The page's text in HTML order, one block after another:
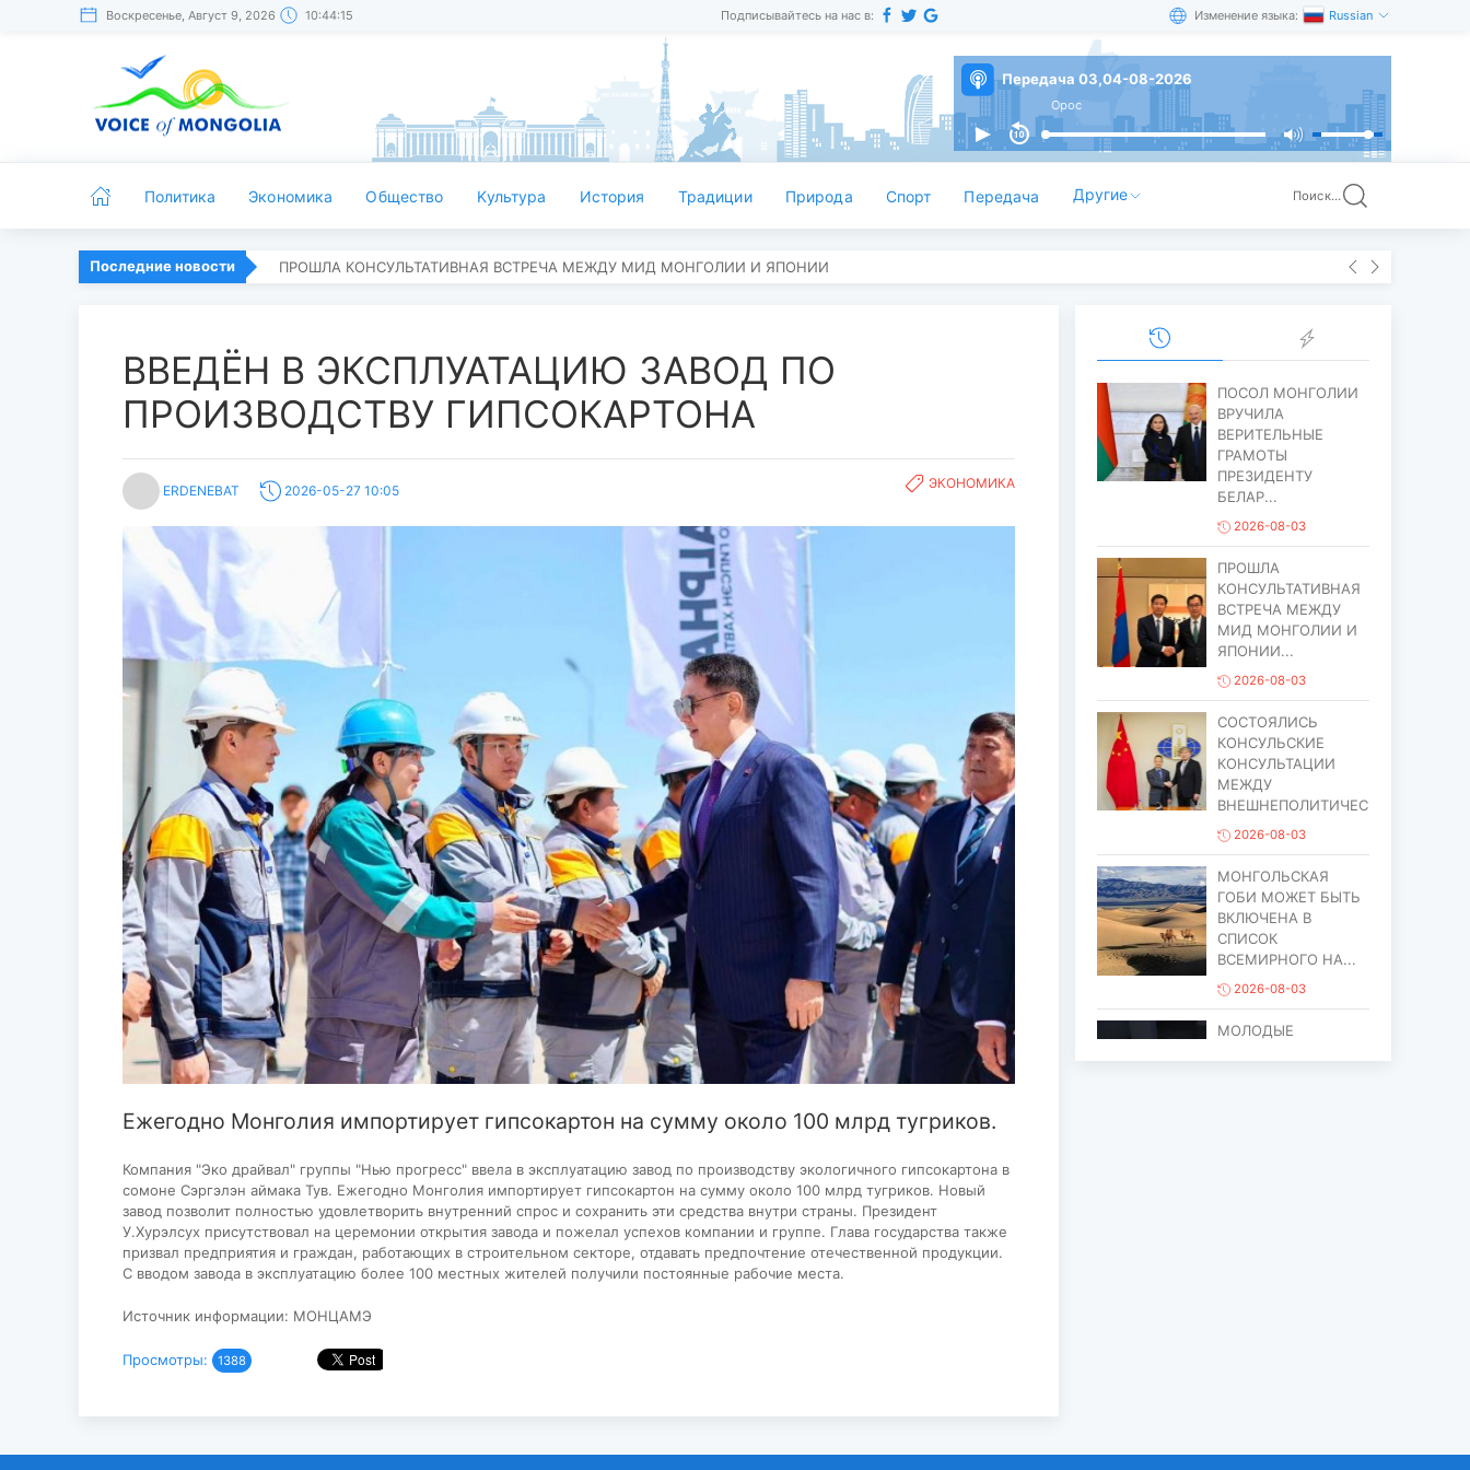
Воскресенье, Август 9, 2026 10:44:16 Подписывайтесь на нас в: Изменение языка: Russian
Передача 03,04-08-2026
Политика Экономика Общество Kультура История Традиции Природа Спорт Передача Другие Поиск...
Последние новости ПРОШЛА КОНСУЛЬТАТИВНАЯ ВСТРЕЧА МЕЖДУ МИД МОНГОЛИИ И ЯПОНИИ
ВВЕДЁН В ЭКСПЛУАТАЦИЮ ЗАВОД ПО
ПРОИЗВОДСТВУ ГИПСОКАРТОНА
ERDENEBAT 2026-05-27 10:05 ЭКОНОМИКА
Ежегодно Монголия импортирует гипсокартон на сумму около 100 млрд тугриков.
Компания "Эко драйвал" группы "Нью прогресс" ввела в эксплуатацию завод по производству экологичного гипсокартона в
сомоне Сэргэлэн аймака Тув. Ежегодно Монголия импортирует гипсокартон на сумму около 100 млрд тугриков. Новый
завод позволит полностью удовлетворить внутренний спрос и сохранить эти средства внутри страны. Президент
У.Хурэлсух присутствовал на церемонии открытия завода и пожелал успехов компании и группе. Глава государства также
призвал предприятия и граждан, работающих в строительном секторе, отдавать предпочтение отечественной продукции.
С вводом завода в эксплуатацию более 100 местных жителей получили постоянные рабочие места.
Источник информации: МОНЦАМЭ
Просмотры: 1388
ПОСОЛ МОНГОЛИИ
ВРУЧИЛА
ВЕРИТЕЛЬНЫЕ
ГРАМОТЫ
ПРЕЗИДЕНТУ
БЕЛАР...
2026-08-03
ПРОШЛА
КОНСУЛЬТАТИВНАЯ
ВСТРЕЧА МЕЖДУ
МИД МОНГОЛИИ И
ЯПОНИИ...
2026-08-03
СОСТОЯЛИСЬ
КОНСУЛЬСКИЕ
КОНСУЛЬТАЦИИ
МЕЖДУ
ВНЕШНЕПОЛИТИЧЕСИМ...
2026-08-03
МОНГОЛЬСКАЯ
ГОБИ МОЖЕТ БЫТЬ
ВКЛЮЧЕНА В
СПИСОК
ВСЕМИРНОГО НА...
2026-08-03
МОЛОДЫЕ